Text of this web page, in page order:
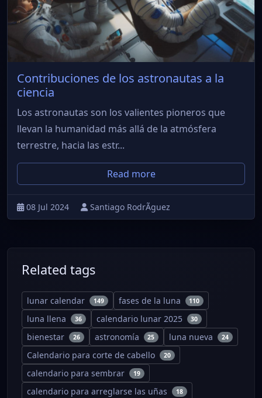
Contribuciones de los astronautas a la
ciencia
Los astronautas son los valientes pioneros que
llevan la humanidad más allá de la atmósfera
terrestre, hacia las estr...
Read more
08 Jul 2024 Santiago RodrÃ­guez
Related tags
lunar calendar 149 fases de la luna 110
luna llena 36 calendario lunar 2025 30
bienestar 26 astronomía 25 luna nueva 24
Calendario para corte de cabello 20
calendario para sembrar 19
calendario para arreglarse las uñas 18